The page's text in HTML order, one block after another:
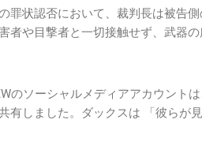
罪状認否において、裁判長は被告
者や目撃者と一切接触せず、武器
のソーシャルメディアアカウント
有しました。ダックスは 「彼らが